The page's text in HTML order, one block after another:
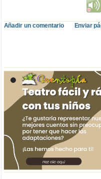
Añadir un comentario Enviar